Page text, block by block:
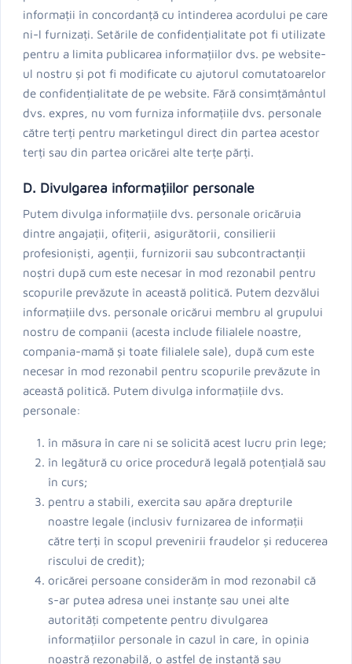
informații în concordanță cu întinderea acordului pe care
ni-l furnizați. Setările de confidențialitate pot fi utilizate
pentru a limita publicarea informațiilor dvs. pe website-
ul nostru și pot fi modificate cu ajutorul comutatoarelor
de confidențialitate de pe website. Fără consimțământul
dvs. expres, nu vom furniza informațiile dvs. personale
către terți pentru marketingul direct din partea acestor
terți sau din partea oricărei alte terțe părți.
D. Divulgarea informațiilor personale
Putem divulga informațiile dvs. personale oricăruia
dintre angajații, ofițerii, asigurătorii, consilierii
profesioniști, agenții, furnizorii sau subcontractanții
noștri după cum este necesar în mod rezonabil pentru
scopurile prevăzute în această politică. Putem dezvălui
informațiile dvs. personale oricărui membru al grupului
nostru de companii (acesta include filialele noastre,
compania-mamă și toate filialele sale), după cum este
necesar în mod rezonabil pentru scopurile prevăzute în
această politică. Putem divulga informațiile dvs.
personale:
în măsura în care ni se solicită acest lucru prin lege;
în legătură cu orice procedură legală potențială sau
în curs;
pentru a stabili, exercita sau apăra drepturile
noastre legale (inclusiv furnizarea de informații
către terți în scopul prevenirii fraudelor și reducerea
riscului de credit);
oricărei persoane considerăm în mod rezonabil că
s-ar putea adresa unei instanțe sau unei alte
autorități competente pentru divulgarea
informațiilor personale în cazul în care, în opinia
noastră rezonabilă, o astfel de instanță sau